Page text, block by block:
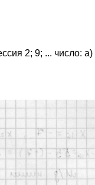
2; 9; ... число: а)